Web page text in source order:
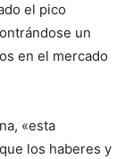
el pico
un
en el mercado
«esta
los haberes y